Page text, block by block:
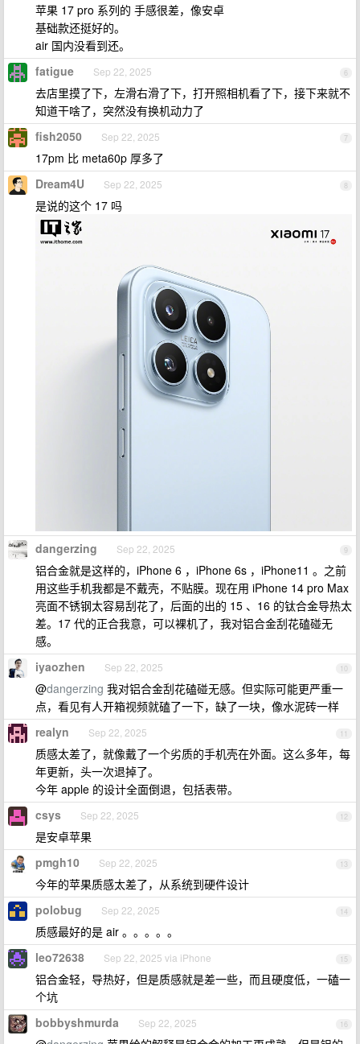
苹果 17 pro 系列的 手感很差，像安卓
基础款还挺好的。
air 国内没看到还。
6
fatigue Sep 22, 2025
去店里摸了下，左滑右滑了下，打开照相机看了下，接下来就不
知道干啥了，突然没有换机动力了
7
fish2050 Sep 22, 2025
17pm 比 meta60p 厚多了
8
Dream4U Sep 22, 2025
是说的这个 17 吗
9
dangerzing Sep 22, 2025
铝合金就是这样的，iPhone 6 ，iPhone 6s ，iPhone11 。之前
用这些手机我都是不戴壳，不贴膜。现在用 iPhone 14 pro Max
亮面不锈钢太容易刮花了，后面的出的 15 、16 的钛合金导热太
差。17 代的正合我意，可以裸机了，我对铝合金刮花磕碰无
感。
10
iyaozhen Sep 22, 2025
@dangerzing 我对铝合金刮花磕碰无感。但实际可能更严重一
点，看见有人开箱视频就磕了一下，缺了一块，像水泥砖一样
11
realyn Sep 22, 2025
质感太差了，就像戴了一个劣质的手机壳在外面。这么多年，每
年更新，头一次退掉了。
今年 apple 的设计全面倒退，包括表带。
12
csys Sep 22, 2025
是安卓苹果
13
pmgh10 Sep 22, 2025
今年的苹果质感太差了，从系统到硬件设计
14
polobug Sep 22, 2025
质感最好的是 air 。。。。。
15
leo72638 Sep 22, 2025 via iPhone
铝合金轻，导热好，但是质感就是差一些，而且硬度低，一磕一
个坑
16
bobbyshmurda Sep 22, 2025